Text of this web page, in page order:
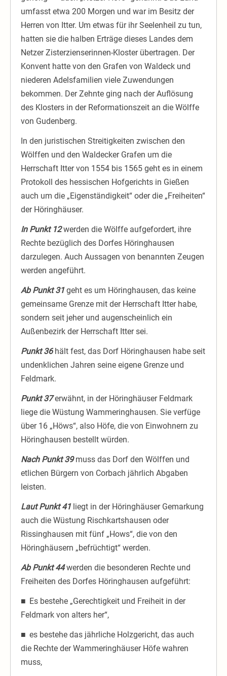
umfasst etwa 200 Morgen und war im Besitz der
Herren von Itter. Um etwas für ihr Seelenheil zu tun,
hatten sie die halben Erträge dieses Landes dem
Netzer Zisterzienserinnen-Kloster übertragen. Der
Konvent hatte von den Grafen von Waldeck und
niederen Adelsfamilien viele Zuwendungen
bekommen. Der Zehnte ging nach der Auflösung
des Klosters in der Reformationszeit an die Wölffe
von Gudenberg.
In den juristischen Streitigkeiten zwischen den
Wölffen und den Waldecker Grafen um die
Herrschaft Itter von 1554 bis 1565 geht es in einem
Protokoll des hessischen Hofgerichts in Gießen
auch um die „Eigenständigkeit“ oder die „Freiheiten“
der Höringhäuser.
In Punkt 12werden die Wölffe aufgefordert, ihre
Rechte bezüglich des Dorfes Höringhausen
darzulegen. Auch Aussagen von benannten Zeugen
werden angeführt.
Ab Punkt 31geht es um Höringhausen, das keine
gemeinsame Grenze mit der Herrschaft Itter habe,
sondern seit jeher und augenscheinlich ein
Außenbezirk der Herrschaft Itter sei.
Punkt 36hält fest, das Dorf Höringhausen habe seit
undenklichen Jahren seine eigene Grenze und
Feldmark.
Punkt 37erwähnt, in der Höringhäuser Feldmark
liege die Wüstung Wammeringhausen. Sie verfüge
über 16 „Höws“, also Höfe, die von Einwohnern zu
Höringhausen bestellt würden.
Nach Punkt 39muss das Dorf den Wölffen und
etlichen Bürgern von Corbach jährlich Abgaben
leisten.
Laut Punkt 41liegt in der Höringhäuser Gemarkung
auch die Wüstung Rischkartshausen oder
Rissinghausen mit fünf „Hows“, die von den
Höringhäusern „befrüchtigt“ werden.
Ab Punkt 44werden die besonderen Rechte und
Freiheiten des Dorfes Höringhausen aufgeführt:
■ Es bestehe „Gerechtigkeit und Freiheit in der
Feldmark von alters her“,
■ es bestehe das jährliche Holzgericht, das auch
die Rechte der Wammeringhäuser Höfe wahren
muss,